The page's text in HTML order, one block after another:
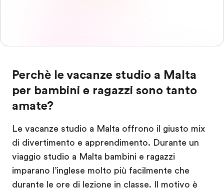
Perchè le vacanze studio a Malta
per bambini e ragazzi sono tanto
amate?
Le vacanze studio a Malta offrono il giusto mix
di divertimento e apprendimento. Durante un
viaggio studio a Malta bambini e ragazzi
imparano l’inglese molto più facilmente che
durante le ore di lezione in classe. Il motivo è